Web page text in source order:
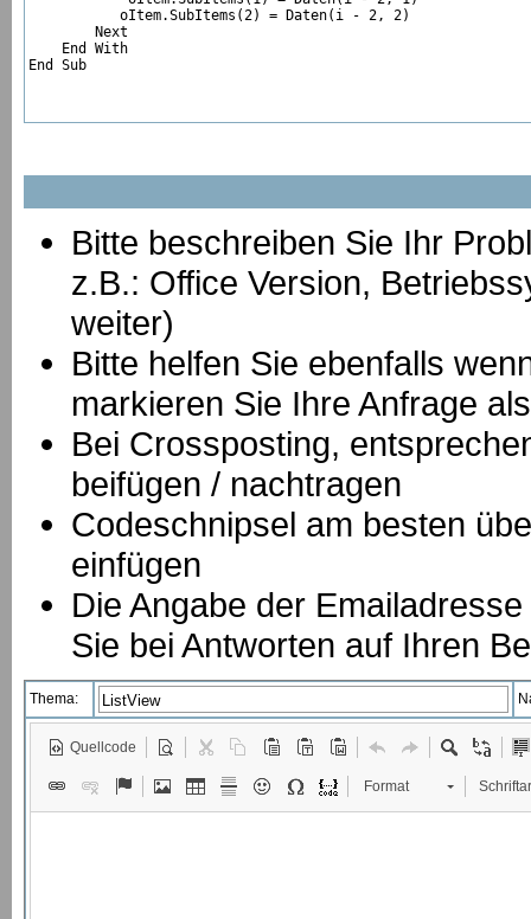
           oItem.SubItems(2) = Daten(i - 2, 2)
        Next
    End With
End Sub
Bitte beschreiben Sie Ihr
z.B.: Office Version,
weiter)
Bitte helfen Sie ebenfalls
markieren Sie Ihre Anfrage
Bei Crossposting,
beifügen / nachtragen
Codeschnipsel am besten
einfügen
Die Angabe der
Sie bei Antworten auf Ihren
Thema:
Quellcode
Format